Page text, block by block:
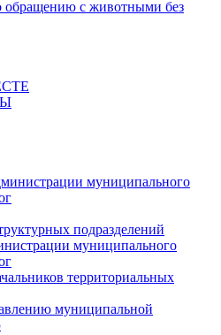
обращению с животными без
муниципального
подразделений
муниципального
территориальных
муниципальной